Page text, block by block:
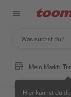
Mein Markt:
Hier kannst du